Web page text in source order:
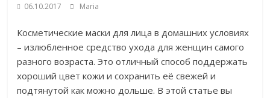
06.10.2017 Maria
Косметические маски для лица в домашних условиях
– излюбленное средство ухода для женщин самого
разного возраста. Это отличный способ поддержать
хороший цвет кожи и сохранить её свежей и
подтянутой как можно дольше. В этой статье вы